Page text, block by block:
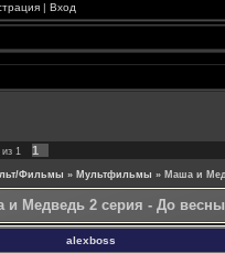
| Вход
из 1 1
Фильмы » Мультфильмы » Маша и
и Медведь 2 серия - До
alexboss